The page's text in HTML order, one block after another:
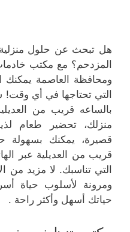
هل تبحث عن حلول
المزدحم؟ مع مكتب
ومحافظة العاصمة
التي تحتاجها في أي
بالساعه قريب من
منزلك، تحضير طعام
قصيرة، يمكنك بسهولة
قريب من العديلية عبر
التي تناسبك. لا مزيد من
ومرونة لأسلوب حياة
حياتك أسهل وأكثر راحة .